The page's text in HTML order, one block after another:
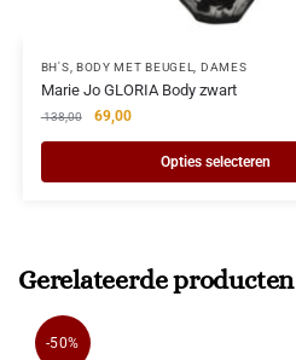
BH'S, BODY MET BEUGEL, DAMES
Marie Jo GLORIA Body zwart
138,00 69,00
Opties selecteren
Gerelateerde producten
-50%